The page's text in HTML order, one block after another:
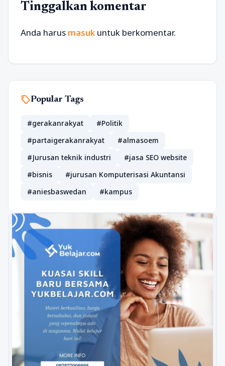
Tinggalkan komentar
Anda harus masuk untuk berkomentar.
sellPopular Tags
#gerakanrakyat
#Politik
#partaigerakanrakyat
#almasoem
#Jurusan teknik industri
#jasa SEO website
#bisnis
#jurusan Komputerisasi Akuntansi
#aniesbaswedan
#kampus